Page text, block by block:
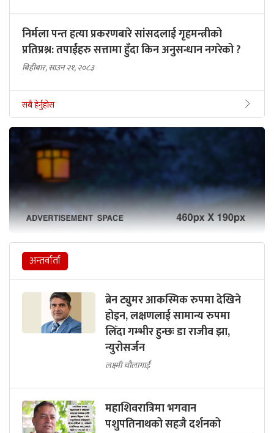
निर्मला पन्त हत्या प्रकरणबारे सांसदलाई गृहमन्त्रीको
प्रतिप्रश्न: तपाईंहरु सत्तामा हुँदा किन अनुसन्धान नगरेको ?
बिहीबार, साउन २१, २०८३
सबै हेर्नुहोस
अन्तर्वार्ता
ब्रेन ट्युमर आकस्मिक रुपमा देखिने
होइन, लक्षणलाई सामान्य रुपमा
लिँदा गम्भीर हुन्छः डा राजीव झा,
न्युरोसर्जन
लक्ष्मी चौलागाईं
महाशिवरात्रिमा भगवान
पशुपतिनाथको सहजै दर्शनको